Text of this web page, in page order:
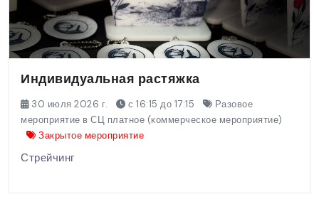
Индивидуальная растяжка
30 июля 2026 г. с 16:15 до 17:15
Разовое
мероприятие в СЦ платное (коммерческое мероприятие)
Закрытое мероприятие
Стрейчинг